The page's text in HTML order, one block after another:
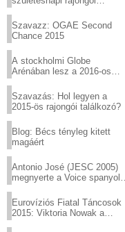
Szavazz: OGAE Second
Chance 2015
A stockholmi Globe
Arénában lesz a 2016-os
Szavazás: Hol legyen a
2015-ös rajongói találkozó?
Blog: Bécs tényleg kitett
magáért
Antonio José (JESC 2005)
megnyerte a Voice spanyol
Eurovíziós Fiatal Táncosok
2015: Viktoria Nowak a